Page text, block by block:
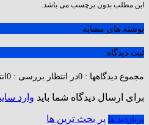
این مطلب بدون برچسب می باشد.
نوشته های مشابه
ثبت دیدگاه
مجموع دیدگاهها : 0 در انتظار بررسی : 0
برای ارسال دیدگاه شما باید وارد
پربازدید ها پر بحث ترین ها